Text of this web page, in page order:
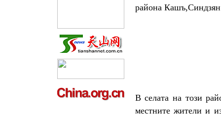
района
В селата на този
местните жители и